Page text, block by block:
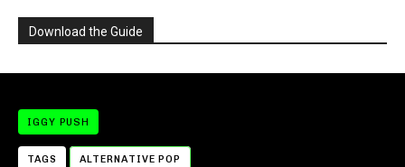
Download the Guide
IGGY PUSH
TAGS ALTERNATIVE POP